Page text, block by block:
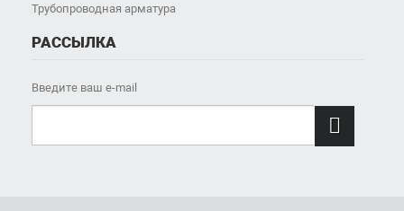
Трубопроводная арматура
РАССЫЛКА
Введите ваш e-mail
